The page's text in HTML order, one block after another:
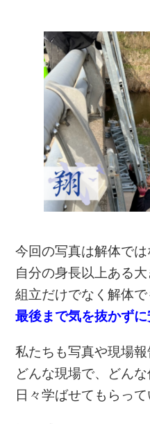
今回の写真は解体で
自分の身長以上ある
最後まで気を抜かず
私たちも写真や現場
どんな現場で、どん
日々学ばせてもらっ